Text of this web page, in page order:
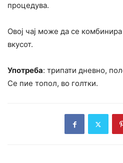
процедува.
Овој чај може да се
вкусот.
Употреба: трипати дневно,
Се пие топол, во голтки.